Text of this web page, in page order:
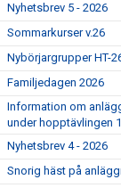
Nyhetsbrev 5 - 2026
Sommarkurser v.26
Nybörjargrupper HT-
Familjedagen 2026
Information om
under hopptävlingen
Nyhetsbrev 4 - 2026
Snorig häst på